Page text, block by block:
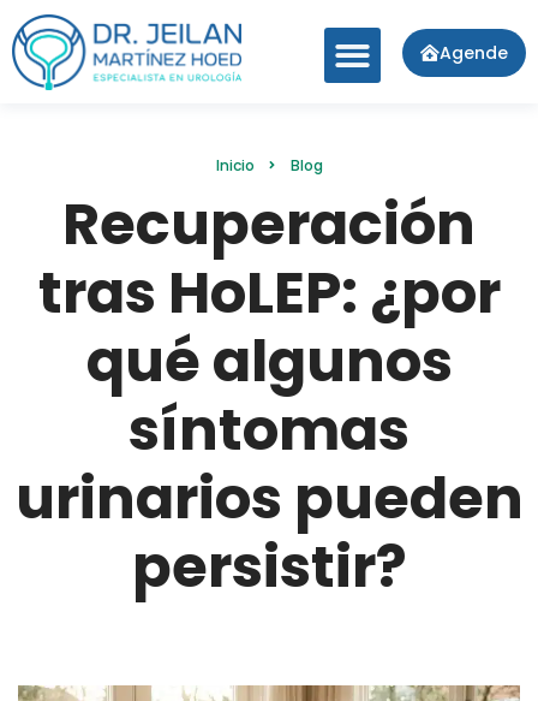
Agende
Inicio Blog
Recuperación
tras HoLEP: ¿por
qué algunos
síntomas
urinarios pueden
persistir?